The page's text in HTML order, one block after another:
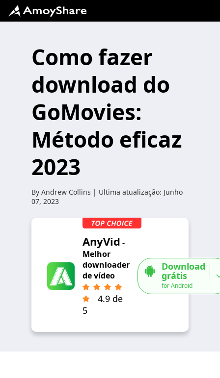
Como fazer
download do
GoMovies:
Método eficaz
2023
By Andrew Collins | Ultima atualização: Junho
07, 2023
AnyVid -
Melhor
downloader
de vídeo
4.9 de
5
Download
grátis
for Android